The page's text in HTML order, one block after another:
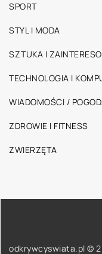
SPORT
STYL I MODA
SZTUKA I
TECHNOLOGIA I
WIADOMOŚCI /
ZDROWIE I FITNESS
ZWIERZĘTA
odkrywcyswiata.pl ©